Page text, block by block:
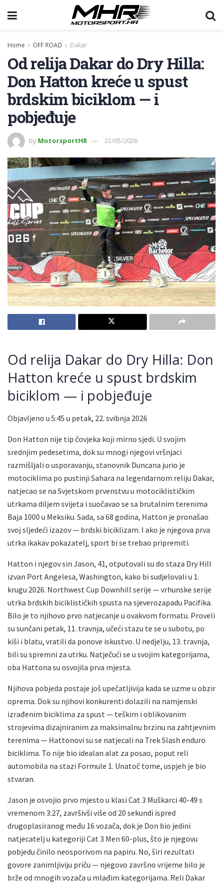
Home OFF ROAD Dakar
Od relija Dakar do Dry Hilla:
Don Hatton kreće u spust
brdskim biciklom — i
pobjeđuje
by MotorsportHR 22/05/2026
Od relija Dakar do Dry Hilla: Don
Hatton kreće u spust brdskim
biciklom — i pobjeđuje
Objavljeno u 5:45 u petak, 22. svibnja 2026
Don Hatton nije tip čovjeka koji mirno sjedi. U svojim
srednjim pedesetima, dok su mnogi njegovi vršnjaci
razmišljali o usporavanju, stanovnik Duncana jurio je
motociklima po pustinji Sahara na legendarnom reliju Dakar,
natjecao se na Svjetskom prvenstvu u motociklističkim
utrkama diljem svijeta i suočavao se sa brutalnim terenima
Baja 1000 u Meksiku. Sada, sa 68 godina, Hatton je pronašao
svoj sljedeći izazov — brdski biciklizam. I ako je njegova prva
utrka ikakav pokazatelj, sport bi se trebao pripremiti.
Hatton i njegov sin Jason, 41, otputovali su do staza Dry Hill
izvan Port Angelesa, Washington, kako bi sudjelovali u 1.
krugu 2026. Northwest Cup Downhill serije — vrhunske serije
utrka brdskih biciklističkih spusta na sjeverozapadu Pacifika.
Bilo je to njihovo prvo natjecanje u ovakvom formatu. Proveli
su sunčani petak, 11. travnja, učeći stazu te se u subotu, po
kiši i blatu, vratili da ponove iskustvo. U nedjelju, 13. travnja,
bili su spremni za utrku. Natječući se u svojim kategorijama,
oba Hattona su osvojila prva mjesta.
Njihova pobjeda postaje još upečatljivija kada se uzme u obzir
oprema. Dok su njihovi konkurenti dolazili na namjenski
izrađenim biciklima za spust — teškim i oblikovanim
strojevima dizajniranim za maksimalnu brzinu na zahtjevnim
terenima — Hattonovi su se natjecali na Trek Slash enduro
biciklima. To nije bio idealan alat za posao, poput reli
automobila na stazi Formule 1. Unatoč tome, uspjeh je bio
stvaran.
Jason je osvojio prvo mjesto u klasi Cat 3 Muškarci 40-49 s
vremenom 3:27, završivši više od 20 sekundi ispred
drugoplasiranog među 16 vozača, dok je Don bio jedini
natjecatelj u kategoriji Cat 3 Men 60-plus, što je njegovu
pobjedu činilo neosporivom na papiru. No, širi rezultati
govore zanimljiviju priču — njegovo završno vrijeme bilo je
brže od mnogih vozača u mlađim kategorijama. Reli Dakar